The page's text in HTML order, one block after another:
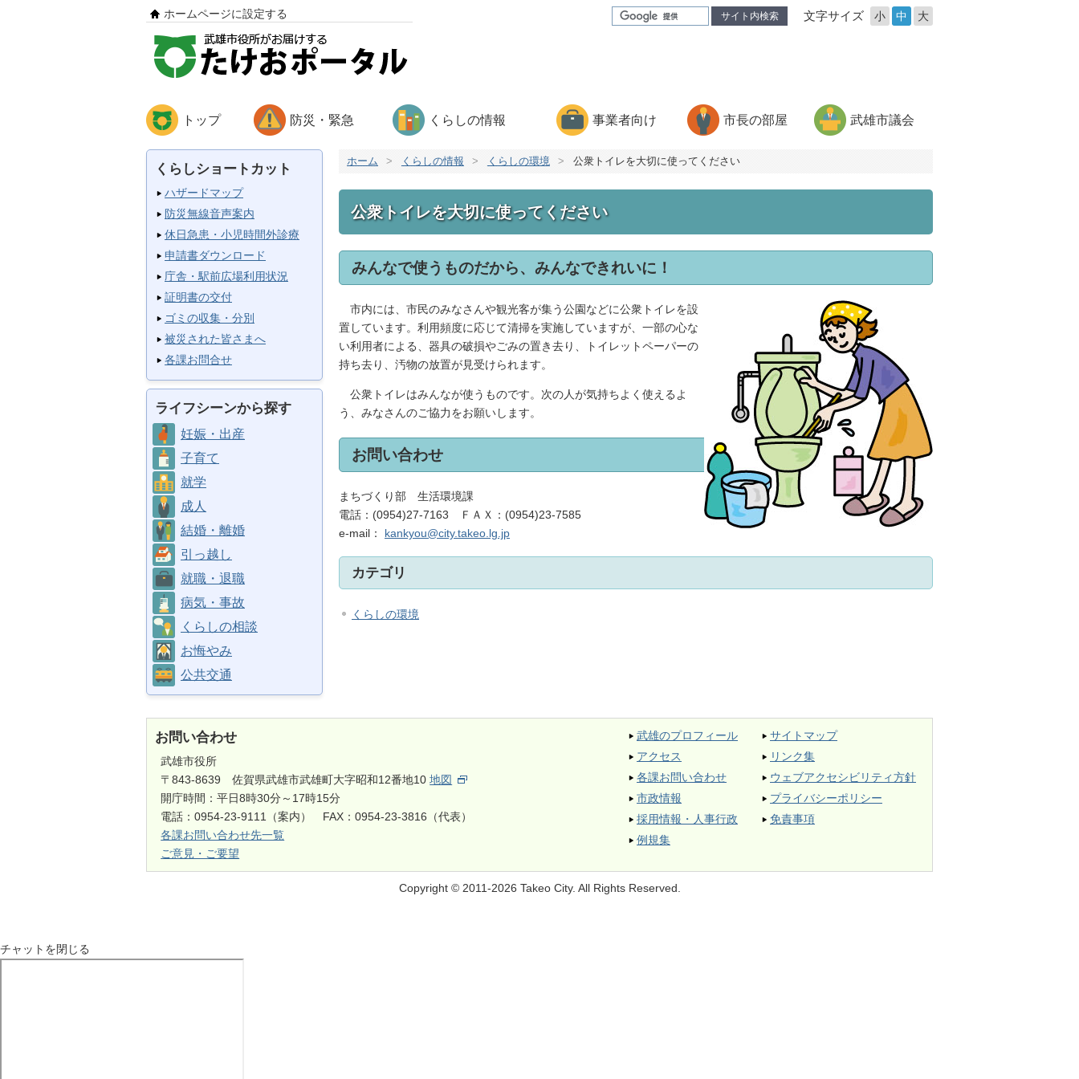
サイト内検索 文字サイズ 小 中 大
ホームページに設定する
トップ 防災・緊急 くらしの情報 事業者向け 市長の部屋 武雄市議会
くらしショートカット
ハザードマップ
防災無線音声案内
休日急患・小児時間外診療
申請書ダウンロード
庁舎・駅前広場利用状況
証明書の交付
ゴミの収集・分別
被災された皆さまへ
各課お問合せ
ライフシーンから探す
妊娠・出産
子育て
就学
成人
結婚・離婚
引っ越し
就職・退職
病気・事故
くらしの相談
お悔やみ
公共交通
ホーム > くらしの情報 > くらしの環境 > 公衆トイレを大切に使ってください
公衆トイレを大切に使ってください
みんなで使うものだから、みんなできれいに！
市内には、市民のみなさんや観光客が集う公園などに公衆トイレを設
置しています。利用頻度に応じて清掃を実施していますが、一部の心な
い利用者による、器具の破損やごみの置き去り、トイレットペーパーの
持ち去り、汚物の放置が見受けられます。
公衆トイレはみんなが使うものです。次の人が気持ちよく使えるよ
う、みなさんのご協力をお願いします。
お問い合わせ
まちづくり部 生活環境課
電話：(0954)27-7163 ＦＡＸ：(0954)23-7585
e-mail： kankyou@city.takeo.lg.jp
カテゴリ
くらしの環境
お問い合わせ
武雄市役所
〒843-8639 佐賀県武雄市武雄町大字昭和12番地10地図
開庁時間：平日8時30分～17時15分
電話：0954-23-9111（案内） FAX：0954-23-3816（代表）
各課お問い合わせ先一覧
ご意見・ご要望
武雄のプロフィール
アクセス
各課お問い合わせ
市政情報
採用情報・人事行政
例規集
サイトマップ
リンク集
ウェブアクセシビリティ方針
プライバシーポリシー
免責事項
Copyright © 2011-2026 Takeo City. All Rights Reserved.
チャットを閉じる